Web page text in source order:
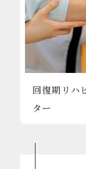
回復期リハ
ター